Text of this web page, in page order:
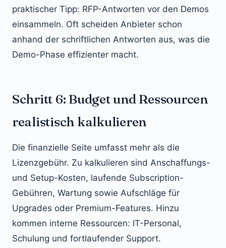
praktischer Tipp: RFP-Antworten vor den Demos
einsammeln. Oft scheiden Anbieter schon
anhand der schriftlichen Antworten aus, was die
Demo-Phase effizienter macht.
Schritt 6: Budget und Ressourcen
realistisch kalkulieren
Die finanzielle Seite umfasst mehr als die
Lizenzgebühr. Zu kalkulieren sind Anschaffungs-
und Setup-Kosten, laufende Subscription-
Gebühren, Wartung sowie Aufschläge für
Upgrades oder Premium-Features. Hinzu
kommen interne Ressourcen: IT-Personal,
Schulung und fortlaufender Support.